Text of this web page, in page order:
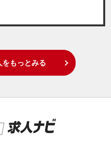
もっとみる